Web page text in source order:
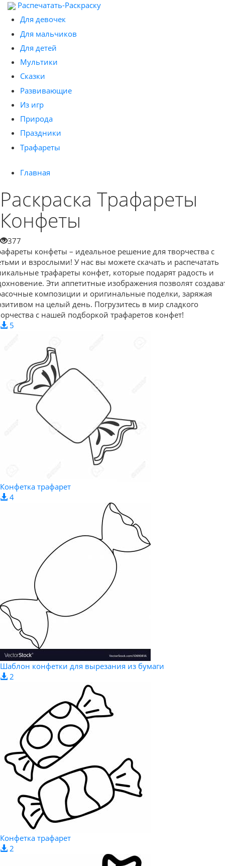
Распечатать-Раскраску
Для девочек
Для мальчиков
Для детей
Мультики
Сказки
Развивающие
Из игр
Природа
Праздники
Трафареты
Главная
Раскраска Трафареты
Конфеты
377
конфеты – идеальное решение для творчества с
и взрослыми! У нас вы можете скачать и распечатать
трафареты конфет, которые подарят радость и
Эти аппетитные изображения позволят
композиции и оригинальные поделки, заряжая
на целый день. Погрузитесь в мир сладкого
с нашей подборкой трафаретов конфет!
5
Конфетка трафарет
4
Шаблон конфетки для вырезания из бумаги
2
Конфетка трафарет
2